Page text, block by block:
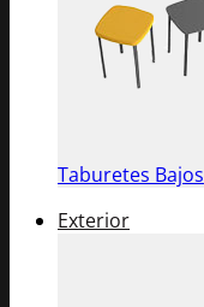
Taburetes Bajos
Exterior